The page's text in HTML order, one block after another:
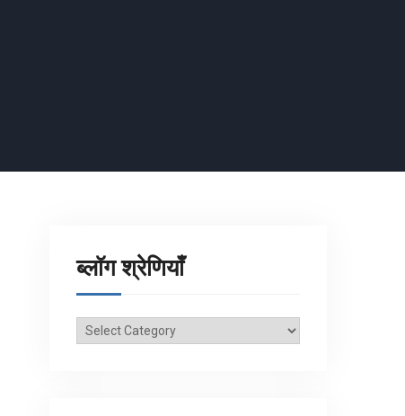
ब्लॉग श्रेणियाँ
ब्लॉग